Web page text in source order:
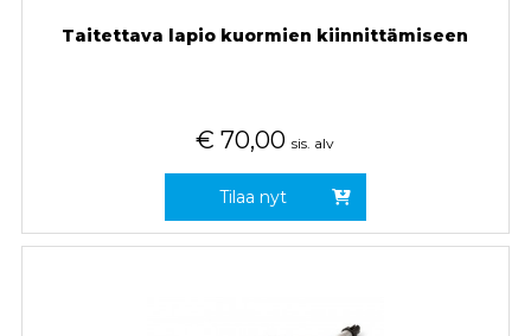
Taitettava lapio kuormien kiinnittämiseen
€ 70,00 sis. alv
Tilaa nyt